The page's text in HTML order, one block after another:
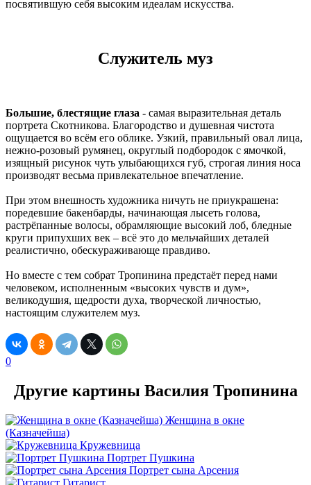
посвятившую себя высоким идеалам искусства.
Служитель муз
Большие, блестящие глаза - самая выразительная деталь
портрета Скотникова. Благородство и душевная чистота
ощущается во всём его облике. Узкий, правильный овал лица,
нежно-розовый румянец, округлый подбородок с ямочкой,
изящный рисунок чуть улыбающихся губ, строгая линия носа
производят весьма привлекательное впечатление.
При этом внешность художника ничуть не приукрашена:
поредевшие бакенбарды, начинающая лысеть голова,
растрёпанные волосы, обрамляющие высокий лоб, бледные
круги припухших век – всё это до мельчайших деталей
реалистично, обескураживающе правдиво.
Но вместе с тем собрат Тропинина предстаёт перед нами
человеком, исполненным «высоких чувств и дум»,
великодушия, щедрости духа, творческой личностью,
настоящим служителем муз.
0
Другие картины Василия Тропинина
Женщина в окне
(Казначейша)
Кружевница
Портрет Пушкина
Портрет сына Арсения
Гитарист